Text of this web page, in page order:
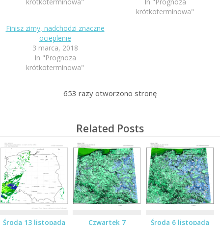
krótkoterminowa"
Finisz zimy, nadchodzi znaczne
ocieplenie
3 marca, 2018
In "Prognoza
krótkoterminowa"
653 razy otworzono stronę
Related Posts
Środa 13 listopada
Czwartek 7
Środa 6 listopada